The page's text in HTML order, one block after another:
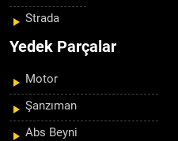
Strada
Yedek Parçalar
Motor
Şanzıman
Abs Beyni